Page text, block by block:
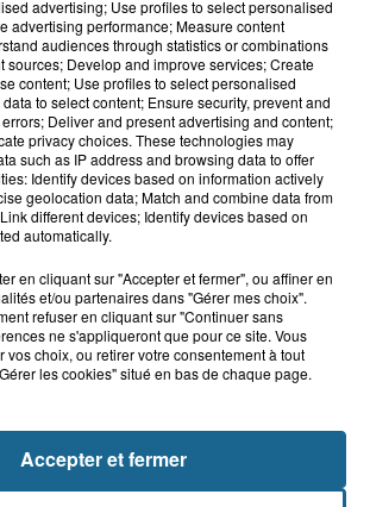
: les cabines de plages
advertising; Use profiles to select personalised
advertising performance; Measure content
audiences through statistics or combinations
sources; Develop and improve services; Create
content; Use profiles to select personalised
to select content; Ensure security, prevent and
Deliver and present advertising and content;
privacy choices. These technologies may
such as IP address and browsing data to offer
Identify devices based on information actively
geolocation data; Match and combine data from
different devices; Identify devices based on
automatically.
en cliquant sur "Accepter et fermer", ou affiner en
et/ou partenaires dans "Gérer mes choix".
refuser en cliquant sur "Continuer sans
ne s'appliqueront que pour ce site. Vous
vos choix, ou retirer votre consentement à tout
les cookies" situé en bas de chaque page.
Accepter et fermer